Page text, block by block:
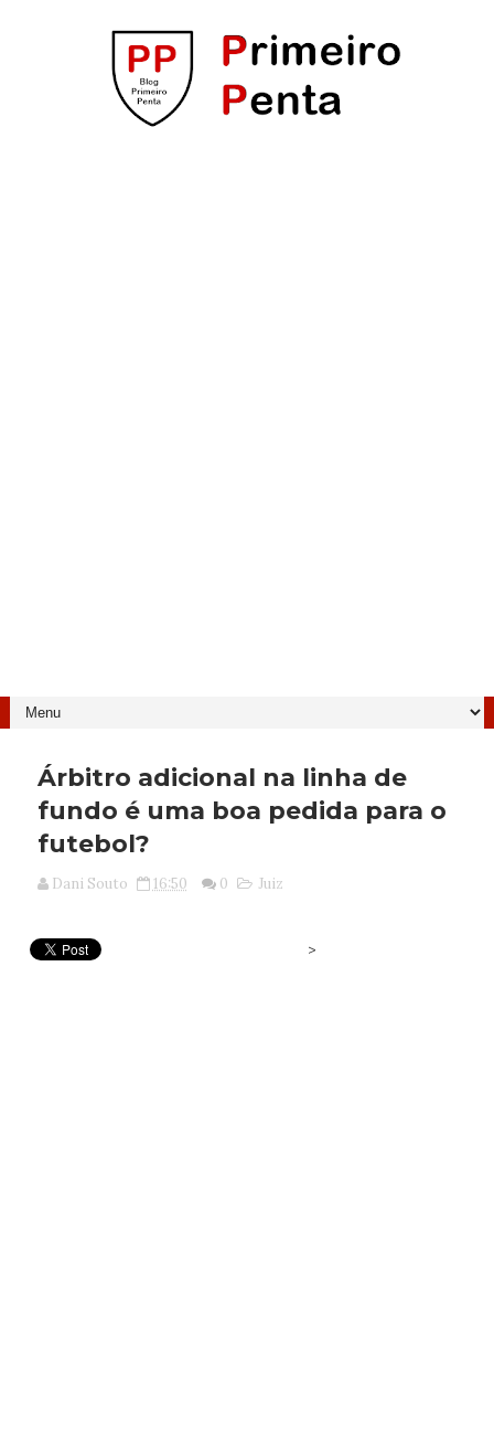
Árbitro adicional na linha de
fundo é uma boa pedida para o
futebol?
Dani Souto 16:50 0 Juiz
>